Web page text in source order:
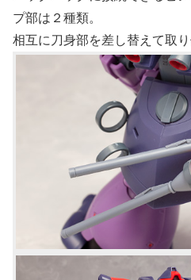
プ部は２種類。
相互に刀身部を差し替えて取り